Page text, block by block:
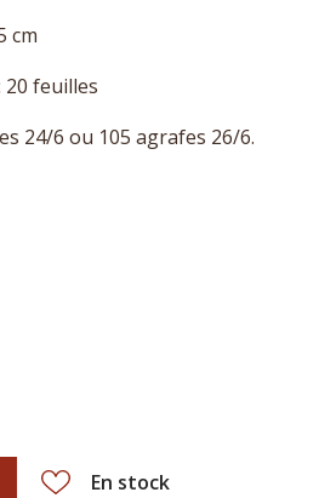
cm
20 feuilles
24/6 ou 105 agrafes 26/6.
En stock